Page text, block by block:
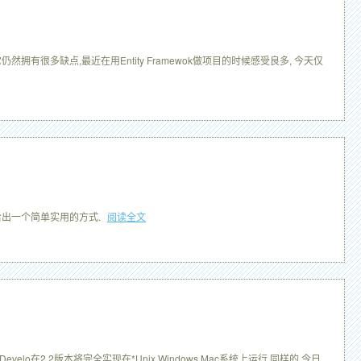
然拥有很多缺点,最近在用Entity Framewok做项目的时候感受良多, 今天仅
一个简单实用的方式. 阅读全文
在2.2版本将完全实现在*Unix,Windows,Mac系统上运行,同样的,今日,